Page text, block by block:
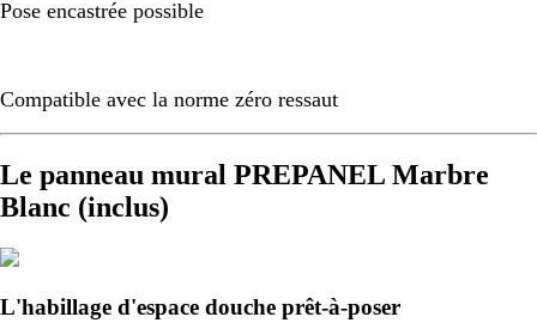
Pose encastrée possible
Compatible avec la norme zéro ressaut
Le panneau mural PREPANEL Marbre
Blanc (inclus)
L'habillage d'espace douche prêt-à-poser